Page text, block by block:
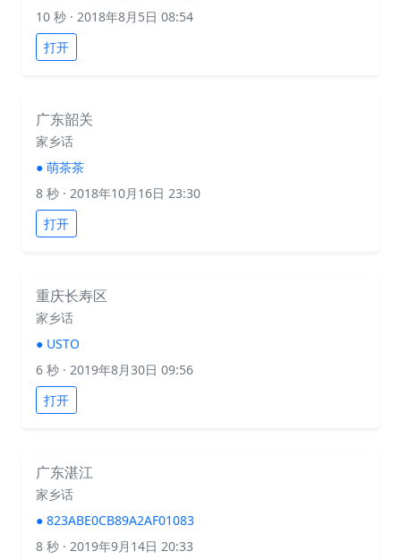
10 秒 · 2018年8月5日 08:54
打开
广东韶关
家乡话
● 萌茶茶
8 秒 · 2018年10月16日 23:30
打开
重庆长寿区
家乡话
● USTO
6 秒 · 2019年8月30日 09:56
打开
广东湛江
家乡话
● 823ABE0CB89A2AF01083
8 秒 · 2019年9月14日 20:33